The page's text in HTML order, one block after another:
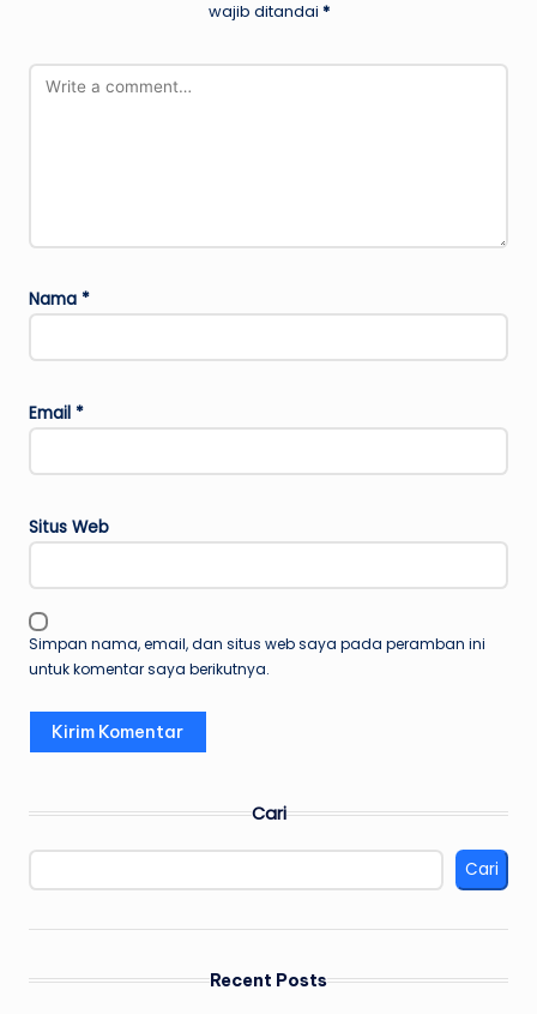
wajib ditandai *
Nama *
Email *
Situs Web
Simpan nama, email, dan situs web saya pada peramban ini
untuk komentar saya berikutnya.
Cari
Cari
Recent Posts